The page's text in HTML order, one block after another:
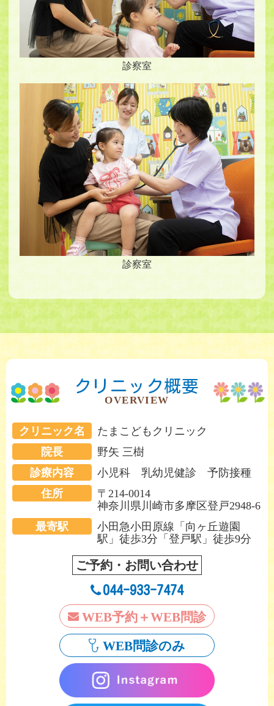
診察室
診察室
クリニック概要
OVERVIEW
クリニック名
たまこどもクリニック
院長
野矢 三樹
診療内容
小児科 乳幼児健診 予防接種
住所
〒214-0014
神奈川県川崎市多摩区登戸2948-6
最寄駅
小田急小田原線「向ヶ丘遊園
駅」徒歩3分「登戸駅」徒歩9分
ご予約・お問い合わせ
044-933-7474
WEB予約＋WEB問診
WEB問診のみ